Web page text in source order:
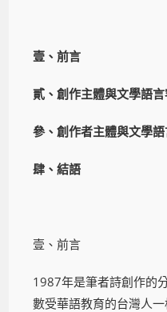
壹、前言
貳、創作主體與文學語言
參、創作者主體與文學語
肆、結語
壹、前言
1987年是筆者詩創作的
數受華語教育的台灣人